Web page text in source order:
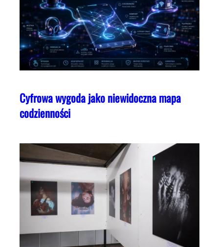
Cyfrowa wygoda jako niewidoczna mapa
codzienności